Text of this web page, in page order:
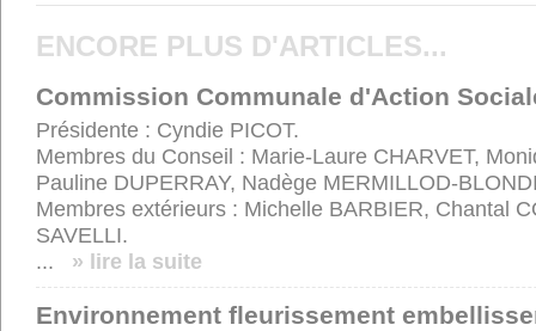
ENCORE PLUS D'ARTICLES...
Commission Communale d'Action
Présidente : Cyndie PICOT.
Membres du Conseil : Marie-Laure CHARVET,
Pauline DUPERRAY, Nadège MERMILLOD-
Membres extérieurs : Michelle BARBIER, Chantal
SAVELLI.
...
» lire la suite
Environnement fleurissement